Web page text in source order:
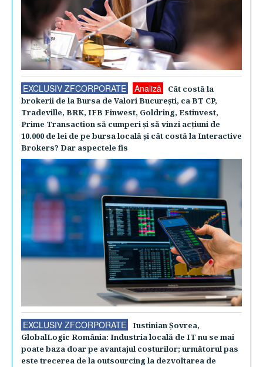
EXCLUSIV ZFCORPORATE Analiză
Cât costă la
brokerii de la Bursa de Valori Bucureşti, ca BT CP,
Tradeville, BRK, IFB Finwest, Goldring, Estinvest,
Prime Transaction să cumperi şi să vinzi acţiuni de
10.000 de lei de pe bursa locală şi cât costă la Interactive
Brokers? Dar aspectele fis
EXCLUSIV ZFCORPORATE
Iustinian Şovrea,
GlobalLogic România: Industria locală de IT nu se mai
poate baza doar pe avantajul costurilor; următorul pas
este trecerea de la outsourcing la dezvoltarea de